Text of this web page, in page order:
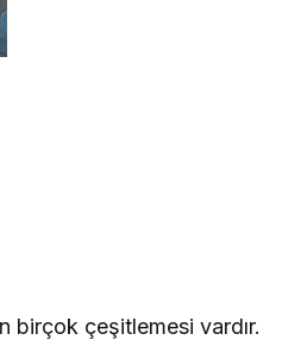
birçok çeşitlemesi vardır.